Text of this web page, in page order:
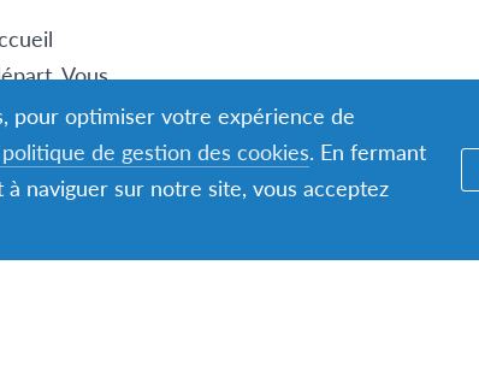
Vous
par les
pour optimiser votre expérience de
de gestion des cookies. En fermant
naviguer sur notre site, vous acceptez